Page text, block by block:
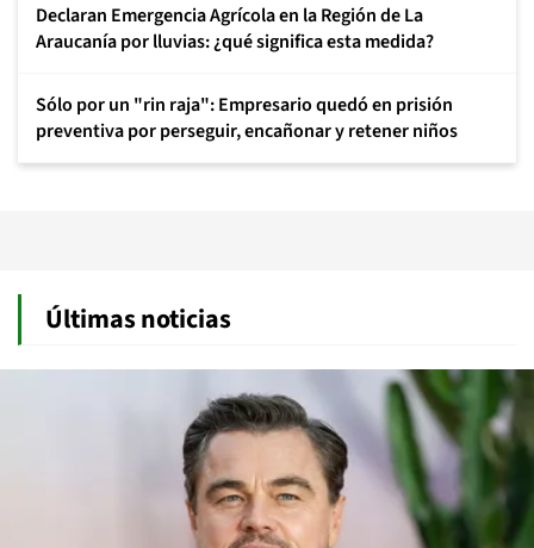
Declaran Emergencia Agrícola en la Región de La
Araucanía por lluvias: ¿qué significa esta medida?
Sólo por un "rin raja": Empresario quedó en prisión
preventiva por perseguir, encañonar y retener niños
Últimas noticias